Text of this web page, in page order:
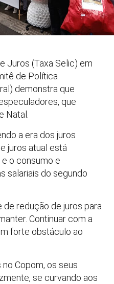
Juros (Taxa Selic) em
de Política
demonstra que
que
Natal.
a era dos juros
juros atual está
o consumo e
salariais do segundo
redução de juros para
Continuar com a
forte obstáculo ao
Copom, os seus
se curvando aos